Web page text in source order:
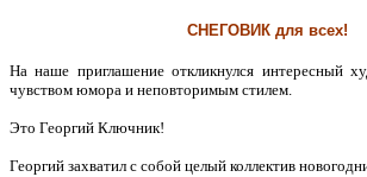
СНЕГОВИК для всех!
На наше приглашение откликнулся интересный
чувством юмора и неповторимым стилем.
Это Георгий Ключник!
Георгий захватил с собой целый коллектив